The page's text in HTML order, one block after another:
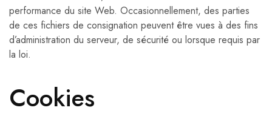
performance du site Web. Occasionnellement, des parties
de ces fichiers de consignation peuvent être vues à des fins
d’administration du serveur, de sécurité ou lorsque requis par
la loi.
Cookies